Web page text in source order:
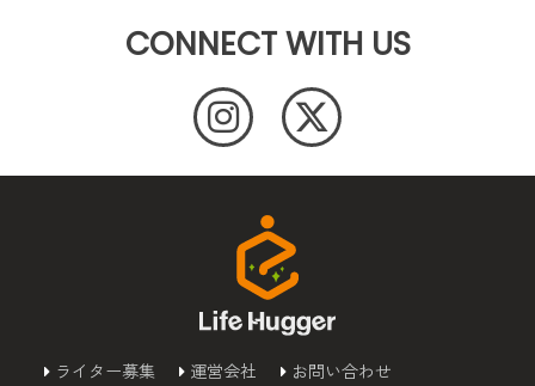
CONNECT WITH US
ライター募集 運営会社
お問い合わせ